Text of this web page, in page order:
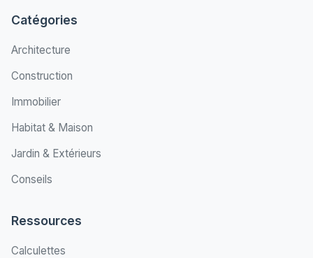
Catégories
Architecture
Construction
Immobilier
Habitat & Maison
Jardin & Extérieurs
Conseils
Ressources
Calculettes